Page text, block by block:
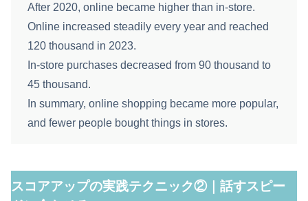
After 2020, online became higher than in‑store.
Online increased steadily every year and reached
120 thousand in 2023.
In‑store purchases decreased from 90 thousand to
45 thousand.
In summary, online shopping became more popular,
and fewer people bought things in stores.
スコアアップの実践テクニック②｜話すスピー